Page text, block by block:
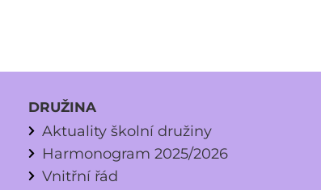
DRUŽINA
Aktuality školní družiny
Harmonogram 2025/2026
Vnitřní řád